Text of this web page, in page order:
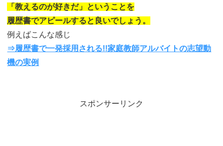
「教えるのが好きだ」ということを
履歴書でアピールすると良いでしょう。
例えばこんな感じ
⇒履歴書で一発採用される!!家庭教師アルバイトの志望動
機の実例
スポンサーリンク